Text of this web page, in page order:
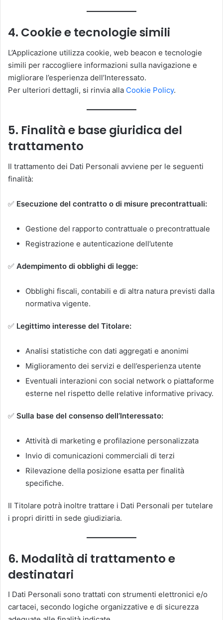
4. Cookie e tecnologie simili
L’Applicazione utilizza cookie, web beacon e tecnologie
simili per raccogliere informazioni sulla navigazione e
migliorare l’esperienza dell’Interessato.
Per ulteriori dettagli, si rinvia alla Cookie Policy.
5. Finalità e base giuridica del
trattamento
Il trattamento dei Dati Personali avviene per le seguenti
finalità:
✅ Esecuzione del contratto o di misure precontrattuali:
Gestione del rapporto contrattuale o precontrattuale
Registrazione e autenticazione dell’utente
✅ Adempimento di obblighi di legge:
Obblighi fiscali, contabili e di altra natura previsti dalla
normativa vigente.
✅ Legittimo interesse del Titolare:
Analisi statistiche con dati aggregati e anonimi
Miglioramento dei servizi e dell’esperienza utente
Eventuali interazioni con social network o piattaforme
esterne nel rispetto delle relative informative privacy.
✅ Sulla base del consenso dell’Interessato:
Attività di marketing e profilazione personalizzata
Invio di comunicazioni commerciali di terzi
Rilevazione della posizione esatta per finalità
specifiche.
Il Titolare potrà inoltre trattare i Dati Personali per tutelare
i propri diritti in sede giudiziaria.
6. Modalità di trattamento e
destinatari
I Dati Personali sono trattati con strumenti elettronici e/o
cartacei, secondo logiche organizzative e di sicurezza